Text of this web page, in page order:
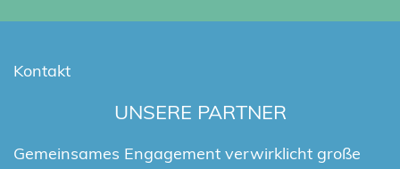
Kontakt
UNSERE PARTNER
Gemeinsames Engagement verwirklicht große